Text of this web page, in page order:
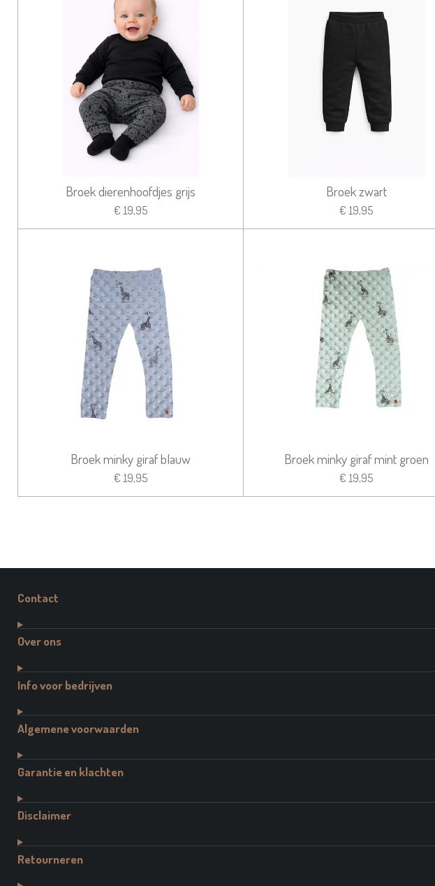
Broek dierenhoofdjes grijs
€ 19,95
Broek zwart
€ 19,95
Broek minky giraf blauw
€ 19,95
Broek minky giraf mint groen
€ 19,95
Contact
Over ons
Info voor bedrijven
Algemene voorwaarden
Garantie en klachten
Disclaimer
Retourneren